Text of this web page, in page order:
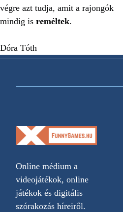
végre azt tudja, amit a rajongók
mindig is reméltek.
Dóra Tóth
Online médium a
videojátékok, online
játékok és digitális
szórakozás híreiről.